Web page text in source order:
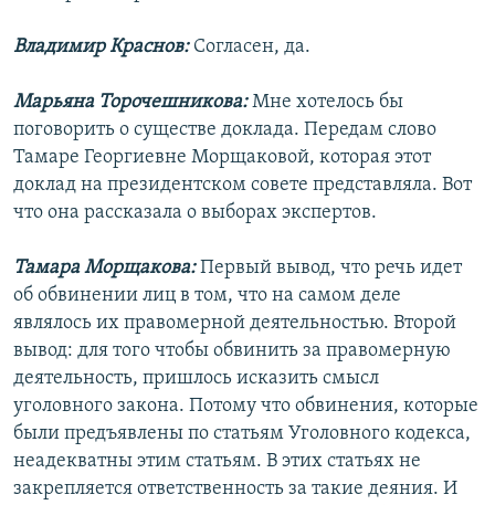
Владимир Краснов:Согласен, да.
Марьяна Торочешникова:Мне хотелось бы
поговорить о существе доклада. Передам слово
Тамаре Георгиевне Морщаковой, которая этот
доклад на президентском совете представляла. Вот
что она рассказала о выборах экспертов.
Тамара Морщакова:Первый вывод, что речь идет
об обвинении лиц в том, что на самом деле
являлось их правомерной деятельностью. Второй
вывод: для того чтобы обвинить за правомерную
деятельность, пришлось исказить смысл
уголовного закона. Потому что обвинения, которые
были предъявлены по статьям Уголовного кодекса,
неадекватны этим статьям. В этих статьях не
закрепляется ответственность за такие деяния. И